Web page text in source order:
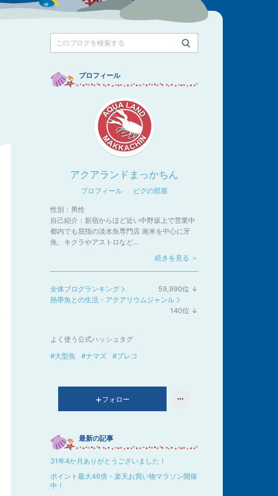
プロフィール
アクアランドまっかちん
プロフィール ピグの部屋
性別： 男性
自己紹介： 新宿からほど近い中野坂上で営業中
都内でも屈指の淡水魚専門店 南米を中心に牙
魚、キクラやアストロなど...
続きを見る ＞
全体ブログランキング 59,990位 ↓
熱帯魚との生活・アクアリウムジャンル
140位 ↓
よく使う公式ハッシュタグ
#大型魚 #ナマズ #プレコ
フォロー
最新の記事
31年4か月ありがとうございました！
ポイント最大46倍・楽天お買い物マラソン開催
中！